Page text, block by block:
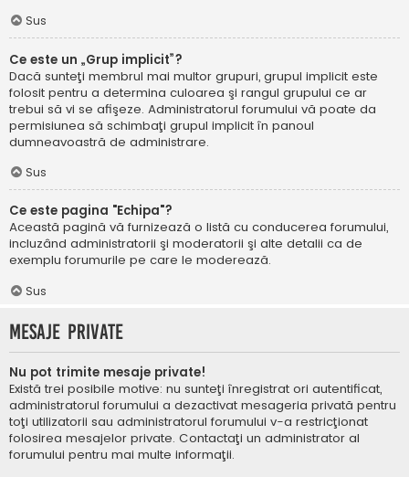
Sus
Ce este un „Grup implicit”?
Dacă sunteţi membrul mai multor grupuri, grupul implicit este
folosit pentru a determina culoarea şi rangul grupului ce ar
trebui să vi se afişeze. Administratorul forumului vă poate da
permisiunea să schimbaţi grupul implicit în panoul
dumneavoastră de administrare.
Sus
Ce este pagina "Echipa"?
Această pagină vă furnizează o listă cu conducerea forumului,
incluzând administratorii şi moderatorii şi alte detalii ca de
exemplu forumurile pe care le moderează.
Sus
Mesaje private
Nu pot trimite mesaje private!
Există trei posibile motive: nu sunteţi înregistrat ori autentificat,
administratorul forumului a dezactivat mesageria privată pentru
toţi utilizatorii sau administratorul forumului v-a restricţionat
folosirea mesajelor private. Contactaţi un administrator al
forumului pentru mai multe informaţii.